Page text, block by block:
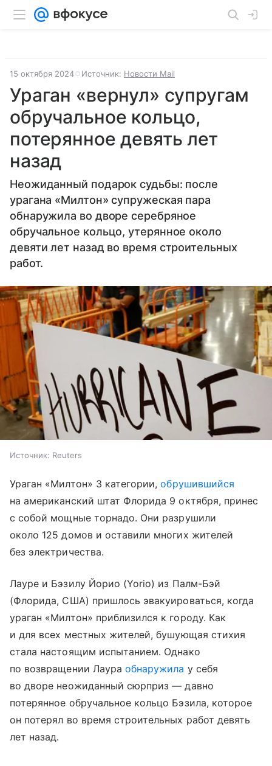
15 октября 2024 Источник: Новости Mail
Ураган «вернул» супругам
обручальное кольцо,
потерянное девять лет
назад
Неожиданный подарок судьбы: после
урагана «Милтон» супружеская пара
обнаружила во дворе серебряное
обручальное кольцо, утерянное около
девяти лет назад во время строительных
работ.
Источник: Reuters
Ураган «Милтон» 3 категории,обрушившийся
на американский штат Флорида 9 октября, принес
с собой мощные торнадо. Они разрушили
около 125 домов и оставили многих жителей
без электричества.
Лауре и Бэзилу Йорио (Yorio) из Палм-Бэй
(Флорида, США) пришлось эвакуироваться, когда
ураган «Милтон» приблизился к городу. Как
и для всех местных жителей, бушующая стихия
стала настоящим испытанием. Однако
по возвращении Лаураобнаружила у себя
во дворе неожиданный сюрприз — давно
потерянное обручальное кольцо Бэзила, которое
он потерял во время строительных работ девять
лет назад.